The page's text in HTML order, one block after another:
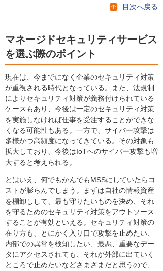
目次へ戻る
マネージドセキュリティサービス
を選ぶ際のポイント
現在は、今までになく企業のセキュリティ対策
が重視される時代となっている。また、法規制
によりセキュリティ対策が義務付けられている
ケースもあり、今後は一定のセキュリティ対策
を実施しなければ仕事を受注することができな
くなる可能性もある。一方で、サイバー攻撃は
多様かつ高頻度になってきている。その対象も
拡大しており、今後はIoTへのサイバー攻撃も増
大すると考えられる。
とはいえ、何でもかんでもMSSにしていたらコ
ストが膨らんでしまう。まずは自社の情報資産
を棚卸しして、最も守りたいものを決め、それ
を守るためのセキュリティ対策をアウトソース
することが有効といえる。セキュリティ対策の
在り方も、とにかく入り口で攻撃を止めたい、
内部での異常を検知したい、最悪、重要なデー
タにアクセスされても、それが外部に出ていく
ところで止めたいなどさまざまだと思うので、